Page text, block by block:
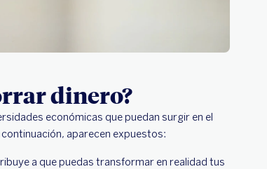
dinero?
económicas que puedan surgir en el
continuación, aparecen expuestos:
a que puedas transformar en realidad tus